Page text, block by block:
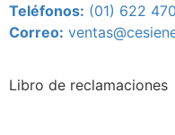
Teléfonos: (01) 622
Correo:
Libro de reclamaciones